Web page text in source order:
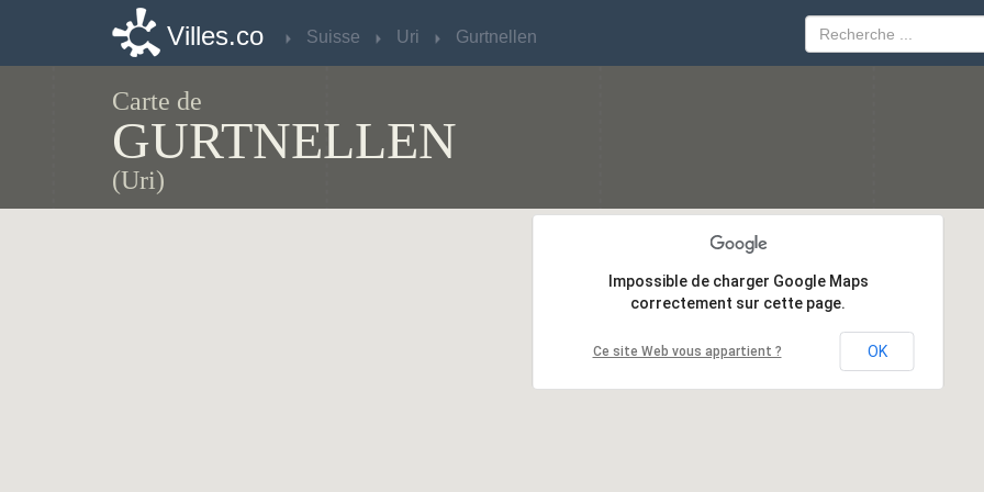
Villes.co Suisse Uri Gurtnellen
Carte de
GURTNELLEN
(Uri)
Impossible de charger Google Maps
correctement sur cette page.
Ce site Web vous appartient ? OK
Impossible de charger Google Maps
correctement sur cette page.
Ce site Web vous appartient ? OK
Villes.co Suisse Uri Gurtnellen